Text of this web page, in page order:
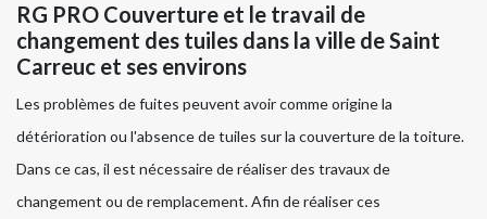
RG PRO Couverture et le travail de
changement des tuiles dans la ville de Saint
Carreuc et ses environs
Les problèmes de fuites peuvent avoir comme origine la
détérioration ou l'absence de tuiles sur la couverture de la toiture.
Dans ce cas, il est nécessaire de réaliser des travaux de
changement ou de remplacement. Afin de réaliser ces